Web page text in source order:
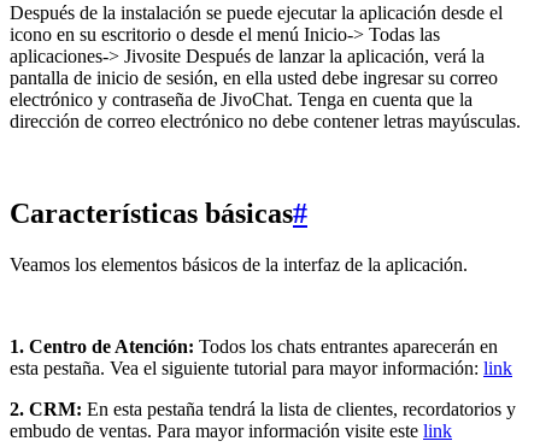
Después de la instalación se puede ejecutar la aplicación desde el
icono en su escritorio o desde el menú Inicio-> Todas las
aplicaciones-> Jivosite Después de lanzar la aplicación, verá la
pantalla de inicio de sesión, en ella usted debe ingresar su correo
electrónico y contraseña de JivoChat. Tenga en cuenta que la
dirección de correo electrónico no debe contener letras mayúsculas.
Características básicas#
Veamos los elementos básicos de la interfaz de la aplicación.
1. Centro de Atención: Todos los chats entrantes aparecerán en
esta pestaña. Vea el siguiente tutorial para mayor información: link
2. CRM: En esta pestaña tendrá la lista de clientes, recordatorios y
embudo de ventas. Para mayor información visite este link